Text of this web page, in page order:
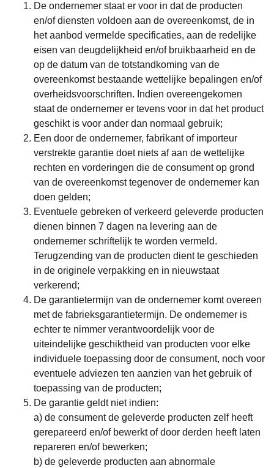
De ondernemer staat er voor in dat de producten
en/of diensten voldoen aan de overeenkomst, de in
het aanbod vermelde specificaties, aan de redelijke
eisen van deugdelijkheid en/of bruikbaarheid en de
op de datum van de totstandkoming van de
overeenkomst bestaande wettelijke bepalingen en/of
overheidsvoorschriften. Indien overeengekomen
staat de ondernemer er tevens voor in dat het product
geschikt is voor ander dan normaal gebruik;
Een door de ondernemer, fabrikant of importeur
verstrekte garantie doet niets af aan de wettelijke
rechten en vorderingen die de consument op grond
van de overeenkomst tegenover de ondernemer kan
doen gelden;
Eventuele gebreken of verkeerd geleverde producten
dienen binnen 7 dagen na levering aan de
ondernemer schriftelijk te worden vermeld.
Terugzending van de producten dient te geschieden
in de originele verpakking en in nieuwstaat
verkerend;
De garantietermijn van de ondernemer komt overeen
met de fabrieksgarantietermijn. De ondernemer is
echter te nimmer verantwoordelijk voor de
uiteindelijke geschiktheid van producten voor elke
individuele toepassing door de consument, noch voor
eventuele adviezen ten aanzien van het gebruik of
toepassing van de producten;
De garantie geldt niet indien:
a) de consument de geleverde producten zelf heeft
gerepareerd en/of bewerkt of door derden heeft laten
repareren en/of bewerken;
b) de geleverde producten aan abnormale